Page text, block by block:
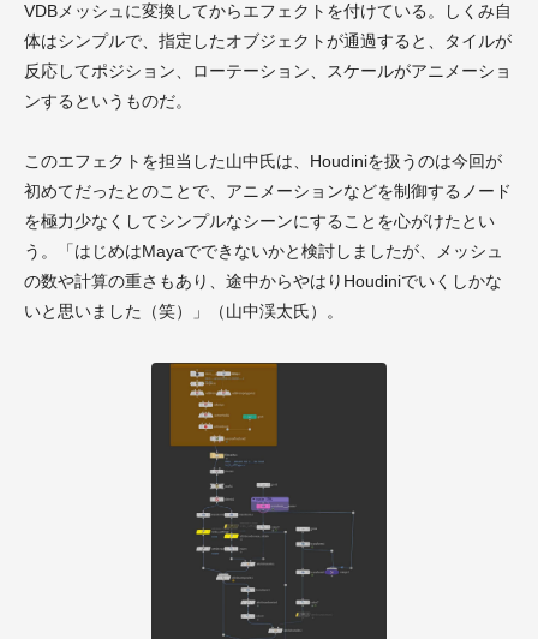
VDBメッシュに変換してからエフェクトを付けている。しくみ自
体はシンプルで、指定したオブジェクトが通過すると、タイルが
反応してポジション、ローテーション、スケールがアニメーショ
ンするというものだ。
このエフェクトを担当した山中氏は、 Houdiniを扱うのは今回が
初めてだったとのことで、アニメーションなどを制御するノード
を極力少なくしてシンプルなシーンにすることを心がけたとい
う。「はじめはMayaでできないかと検討しましたが、メッシュ
の数や計算の重さもあり、途中からやはり Houdiniでいくしかな
いと思いました（笑）」（山中渓太氏）。